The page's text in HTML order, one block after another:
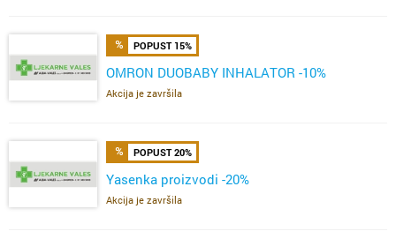
POPUST 15%
OMRON DUOBABY INHALATOR -10%
Akcija je završila
POPUST 20%
Yasenka proizvodi -20%
Akcija je završila